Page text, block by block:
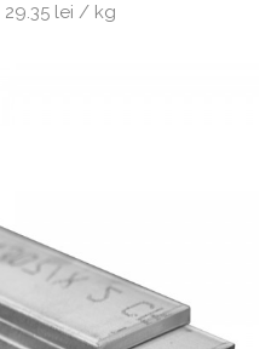
29.35 lei / kg